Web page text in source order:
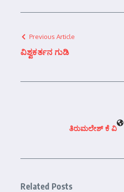
Previous Article
ವಿಶ್ವಕರ್ತನ ಗುಡಿ
ತಿರುಮಲೇಶ್ ಕೆ ವಿ
Related Posts